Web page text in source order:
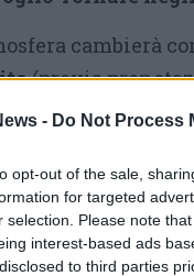
- Do Not Process
opt-out of the sale,
for targeted
selection. Please note
interest-based ads
to third parties
cambierà
(previa
al doppio
poi conElio e le
e Tära (10
con 18K e SCAR